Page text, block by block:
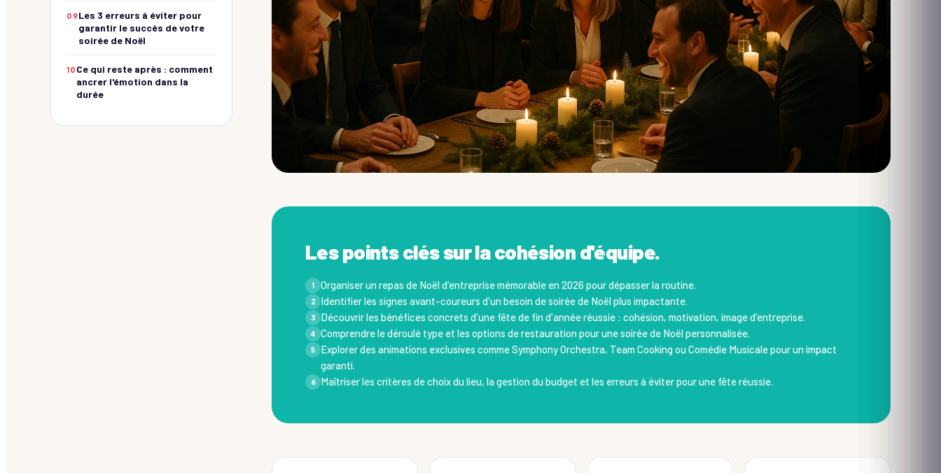
09Les 3 erreurs à éviter pour
garantir le succès de votre
soirée de Noël
10 Ce qui reste après : comment
ancrer l'émotion dans la
durée
Les points clés sur la cohésion d'équipe.
1 Organiser un repas de Noël d'entreprise mémorable en 2026 pour dépasser la routine.
2 Identifier les signes avant-coureurs d'un besoin de soirée de Noël plus impactante.
3 Découvrir les bénéfices concrets d'une fête de fin d'année réussie : cohésion, motivation, image d'entreprise.
4 Comprendre le déroulé type et les options de restauration pour une soirée de Noël personnalisée.
5
Explorer des animations exclusives comme Symphony Orchestra, Team Cooking ou Comédie Musicale pour un impact
garanti.
6 Maîtriser les critères de choix du lieu, la gestion du budget et les erreurs à éviter pour une fête réussie.